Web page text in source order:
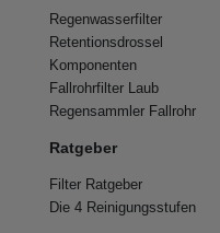
Regenwasserfilter
Retentionsdrossel
Komponenten
Fallrohrfilter Laub
Regensammler Fallrohr
Ratgeber
Filter Ratgeber
Die 4 Reinigungsstufen